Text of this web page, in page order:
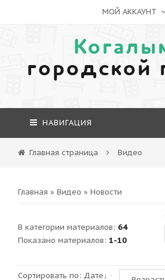
МОЙ АККАУНТ
городской
НАВИГАЦИЯ
Главная страница Видео
Главная » Видео » Новости
В категории материалов: 64
Показано материалов: 1-10
Сортировать по: Дате↓ ·